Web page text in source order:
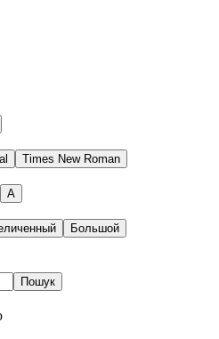
Times New Roman
A
Большой